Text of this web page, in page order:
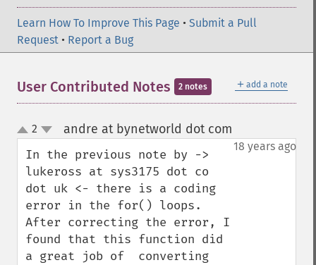
Learn How To Improve This Page • Submit a Pull
Request • Report a Bug
＋ add a note
User Contributed Notes 2 notes
up
down
2 andre at bynetworld dot com
18 years ago
In the previous note by ->
lukeross at sys3175 dot co
dot uk <- there is a coding
error in the for() loops.
After correcting the error, I
found that this function did
a great job of  converting